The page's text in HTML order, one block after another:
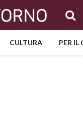
CULTURA PER